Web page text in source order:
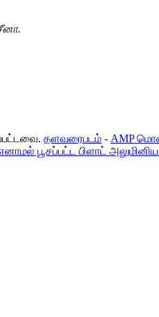
தளவரைபடம் - AMP
பூசப்பட்ட பிளாட் அலுமினிய